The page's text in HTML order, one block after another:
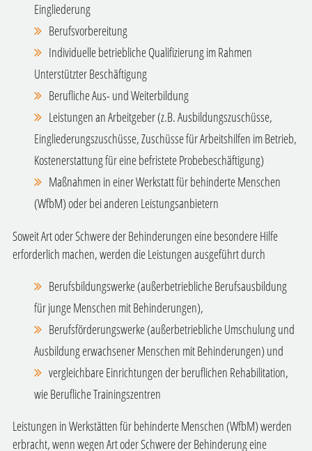
Eingliederung
Berufsvorbereitung
Individuelle betriebliche Qualifizierung im Rahmen
Unterstützter Beschäftigung
Berufliche Aus- und Weiterbildung
Leistungen an Arbeitgeber (z.B. Ausbildungszuschüsse,
Eingliederungszuschüsse, Zuschüsse für Arbeitshilfen im Betrieb,
Kostenerstattung für eine befristete Probebeschäftigung)
Maßnahmen in einer Werkstatt für behinderte Menschen
(WfbM) oder bei anderen Leistungsanbietern
Soweit Art oder Schwere der Behinderungen eine besondere Hilfe
erforderlich machen, werden die Leistungen ausgeführt durch
Berufsbildungswerke (außerbetriebliche Berufsausbildung
für junge Menschen mit Behinderungen),
Berufsförderungswerke (außerbetriebliche Umschulung und
Ausbildung erwachsener Menschen mit Behinderungen) und
vergleichbare Einrichtungen der beruflichen Rehabilitation,
wieBerufliche Trainingszentren
Leistungen in Werkstätten für behinderte Menschen (WfbM) werden
erbracht, wenn wegen Art oder Schwere der Behinderung eine